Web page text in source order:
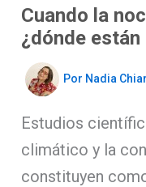
Cuando la
¿dónde
Por Nadia
Estudios
climático y la
constituyen